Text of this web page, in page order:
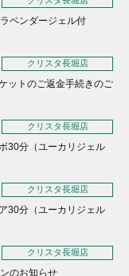
ベンダージェル付
クリスタ長堀店
ットのご返金手続きのご
クリスタ長堀店
30分（ユーカリジェル
クリスタ長堀店
30分（ユーカリジェル
クリスタ長堀店
のお知らせ